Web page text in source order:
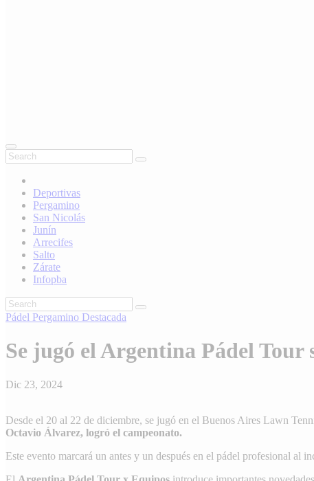
Deportivas
Pergamino
San Nicolás
Junín
Arrecifes
Salto
Zárate
Infopba
Pádel Pergamino Destacada
Se jugó el Argentina Pádel
Dic 23, 2024
Desde el 20 al 22 de diciembre, se jugó en el Buenos Aires Lawn
Octavio Álvarez, logró el campeonato.
Este evento marcará un antes y un después en el pádel profesional